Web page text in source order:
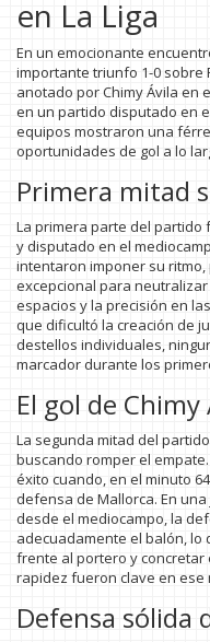
en La Liga
En un emocionante
importante triunfo 1-0 sobre
anotado por Chimy Ávila en
en un partido disputado en
equipos mostraron una
oportunidades de gol a lo
Primera mitad
La primera parte del partido
y disputado en el
intentaron imponer su
excepcional para
espacios y la precisión en
que dificultó la creación de
destellos individuales,
marcador durante los
El gol de Chimy
La segunda mitad del
buscando romper el
éxito cuando, en el minuto
defensa de Mallorca. En
desde el mediocampo, la
adecuadamente el balón, lo
frente al portero y concretar
rapidez fueron clave en ese
Defensa sólida